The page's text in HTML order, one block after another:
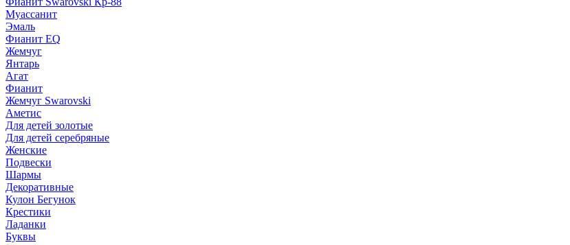
Муассанит
Эмаль
Фианит EQ
Жемчуг
Янтарь
Агат
Фианит
Жемчуг Swarovski
Аметис
Для детей золотые
Для детей серебряные
Женские
Подвески
Шармы
Декоративные
Кулон Бегунок
Крестики
Ладанки
Буквы